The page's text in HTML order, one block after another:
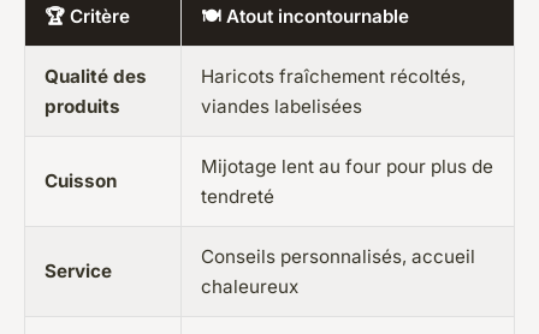
🏆 Critère 🍽 Atout incontournable
Qualité des
produits
Haricots fraîchement récoltés,
viandes labelisées
Cuisson
Mijotage lent au four pour plus de
tendreté
Service
Conseils personnalisés, accueil
chaleureux